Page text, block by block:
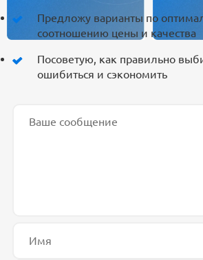
Предложу варианты по
соотношению цены и качества
Посоветую, как правильно
ошибиться и сэкономить